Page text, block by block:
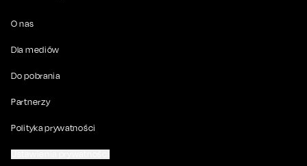
O nas
Dla mediów
Do pobrania
Partnerzy
Polityka prywatności